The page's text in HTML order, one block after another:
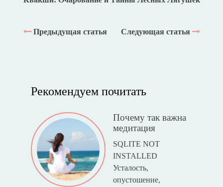
Предыдущая статья Следующая статья
Рекомендуем почитать
Почему так важна
медитация
SQLITE NOT
INSTALLED
Усталость,
опустошение,